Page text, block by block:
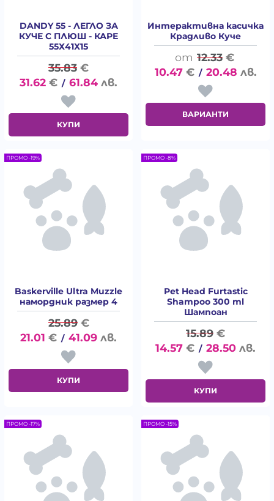
DANDY 55 - ЛЕГЛО ЗА
КУЧЕ С ПЛЮШ - КАРЕ
55Х41Х15
35.83 €
31.62 € / 61.84 лв.
КУПИ
Интерактивна касичка
Крадливо Куче
12.33 €
10.47 € / 20.48 лв.
ВАРИАНТИ
Baskerville Ultra Muzzle
намордник размер 4
25.89 €
21.01 € / 41.09 лв.
КУПИ
ПРОМО -19%
Pet Head Furtastic
Shampoo 300 ml
Шампоан
15.89 €
14.57 € / 28.50 лв.
КУПИ
ПРОМО -8%
ПРОМО -17% ПРОМО -15%